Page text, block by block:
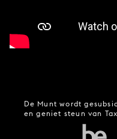
De Munt wordt
en geniet steun van